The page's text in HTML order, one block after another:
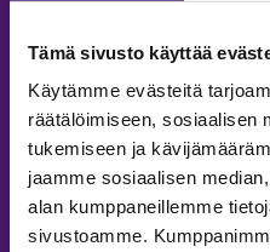
Tämä sivusto käyttää
Käytämme evästeitä
räätälöimiseen, sosiaalisen
tukemiseen ja
jaamme sosiaalisen
alan kumppaneillemme
sivustoamme.